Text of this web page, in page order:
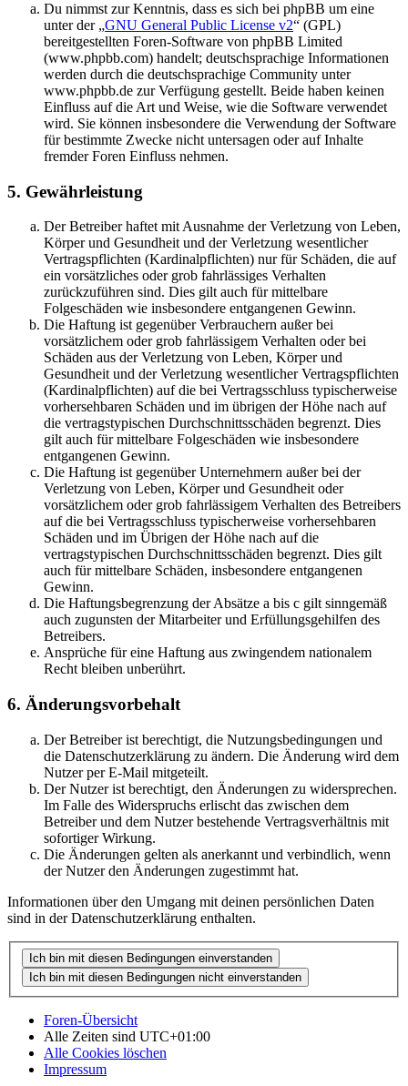
Du nimmst zur Kenntnis, dass es sich bei phpBB um eine
unter der „GNU General Public License v2“ (GPL)
bereitgestellten Foren-Software von phpBB Limited
(www.phpbb.com) handelt; deutschsprachige Informationen
werden durch die deutschsprachige Community unter
www.phpbb.de zur Verfügung gestellt. Beide haben keinen
Einfluss auf die Art und Weise, wie die Software verwendet
wird. Sie können insbesondere die Verwendung der Software
für bestimmte Zwecke nicht untersagen oder auf Inhalte
fremder Foren Einfluss nehmen.
5. Gewährleistung
Der Betreiber haftet mit Ausnahme der Verletzung von Leben,
Körper und Gesundheit und der Verletzung wesentlicher
Vertragspflichten (Kardinalpflichten) nur für Schäden, die auf
ein vorsätzliches oder grob fahrlässiges Verhalten
zurückzuführen sind. Dies gilt auch für mittelbare
Folgeschäden wie insbesondere entgangenen Gewinn.
Die Haftung ist gegenüber Verbrauchern außer bei
vorsätzlichem oder grob fahrlässigem Verhalten oder bei
Schäden aus der Verletzung von Leben, Körper und
Gesundheit und der Verletzung wesentlicher Vertragspflichten
(Kardinalpflichten) auf die bei Vertragsschluss typischerweise
vorhersehbaren Schäden und im übrigen der Höhe nach auf
die vertragstypischen Durchschnittsschäden begrenzt. Dies
gilt auch für mittelbare Folgeschäden wie insbesondere
entgangenen Gewinn.
Die Haftung ist gegenüber Unternehmern außer bei der
Verletzung von Leben, Körper und Gesundheit oder
vorsätzlichem oder grob fahrlässigem Verhalten des Betreibers
auf die bei Vertragsschluss typischerweise vorhersehbaren
Schäden und im Übrigen der Höhe nach auf die
vertragstypischen Durchschnittsschäden begrenzt. Dies gilt
auch für mittelbare Schäden, insbesondere entgangenen
Gewinn.
Die Haftungsbegrenzung der Absätze a bis c gilt sinngemäß
auch zugunsten der Mitarbeiter und Erfüllungsgehilfen des
Betreibers.
Ansprüche für eine Haftung aus zwingendem nationalem
Recht bleiben unberührt.
6. Änderungsvorbehalt
Der Betreiber ist berechtigt, die Nutzungsbedingungen und
die Datenschutzerklärung zu ändern. Die Änderung wird dem
Nutzer per E-Mail mitgeteilt.
Der Nutzer ist berechtigt, den Änderungen zu widersprechen.
Im Falle des Widerspruchs erlischt das zwischen dem
Betreiber und dem Nutzer bestehende Vertragsverhältnis mit
sofortiger Wirkung.
Die Änderungen gelten als anerkannt und verbindlich, wenn
der Nutzer den Änderungen zugestimmt hat.
Informationen über den Umgang mit deinen persönlichen Daten
sind in der Datenschutzerklärung enthalten.
Foren-Übersicht
Alle Zeiten sind UTC+01:00
Alle Cookies löschen
Impressum